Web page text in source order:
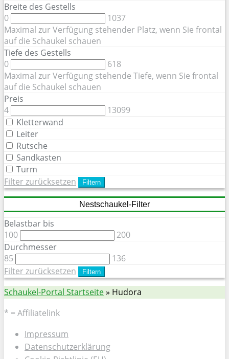
Breite des Gestells
0
1037
Maximal zur Verfügung stehender Platz, wenn Sie frontal
auf die Schaukel schauen
Tiefe des Gestells
0
618
Maximal zur Verfügung stehende Tiefe, wenn Sie frontal
auf die Schaukel schauen
Preis
4
13099
Kletterwand
Leiter
Rutsche
Sandkasten
Turm
Filter zurücksetzen
Filtern
Nestschaukel-Filter
Belastbar bis
100
200
Durchmesser
85
136
Filter zurücksetzen
Filtern
Schaukel-Portal Startseite» Hudora
* = Affiliatelink
Impressum
Datenschutzerklärung